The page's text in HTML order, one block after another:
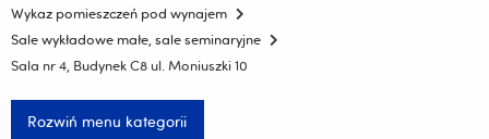
Wykaz pomieszczeń pod wynajem
Sale wykładowe małe, sale seminaryjne
Sala nr 4, Budynek C8 ul. Moniuszki 10
Rozwiń menu kategorii